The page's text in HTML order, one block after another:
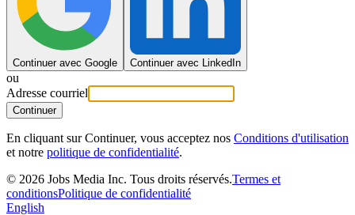
Continuer avec Google Continuer avec LinkedIn
ou
Adresse courriel
Continuer
En cliquant sur Continuer, vous acceptez nos Conditions d'utilisation
et notre politique de confidentialité.
© 2026 Jobs Media Inc. Tous droits réservés.Termes et
conditionsPolitique de confidentialité
English